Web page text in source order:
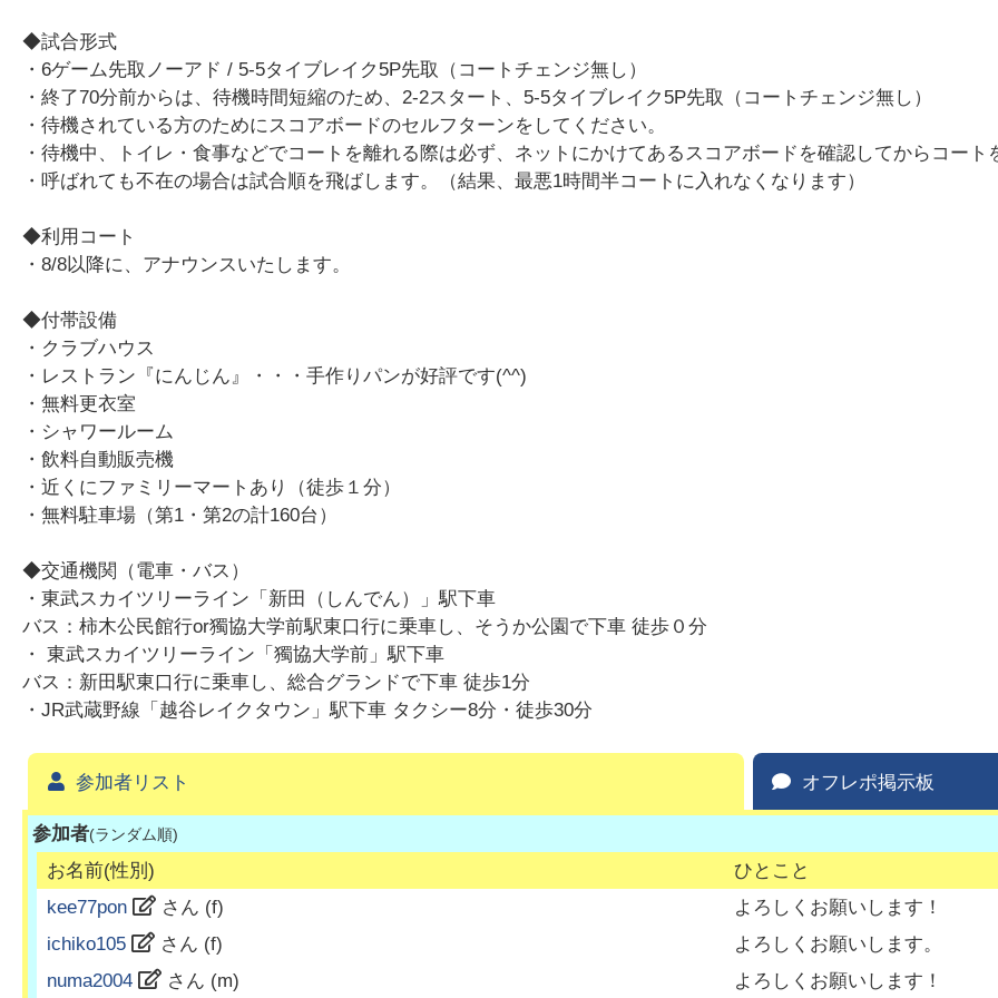
◆試合形式
・6ゲーム先取ノーアド / 5-5タイブレイク5P先取（コートチェンジ無し）
・終了70分前からは、待機時間短縮のため、2-2スタート、5-5タイブレイク5P先取（コートチェンジ無し）
・待機されている方のためにスコアボードのセルフターンをしてください。
・待機中、トイレ・食事などでコートを離れる際は必ず、ネットにかけてあるスコアボードを確認してからコート
・呼ばれても不在の場合は試合順を飛ばします。（結果、最悪1時間半コートに入れなくなります）
◆利用コート
・8/8以降に、アナウンスいたします。
◆付帯設備
・クラブハウス
・レストラン『にんじん』・・・手作りパンが好評です(^^)
・無料更衣室
・シャワールーム
・飲料自動販売機
・近くにファミリーマートあり（徒歩１分）
・無料駐車場（第1・第2の計160台）
◆交通機関（電車・バス）
・東武スカイツリーライン「新田（しんでん）」駅下車
バス：柿木公民館行or獨協大学前駅東口行に乗車し、そうか公園で下車 徒歩０分
・ 東武スカイツリーライン「獨協大学前」駅下車
バス：新田駅東口行に乗車し、総合グランドで下車 徒歩1分
・JR武蔵野線「越谷レイクタウン」駅下車 タクシー8分・徒歩30分
参加者リスト オフレポ掲示板
参加者(ランダム順)
お名前(性別)
ひとこと
kee77pon
さん (f)
よろしくお願いします！
ichiko105
さん (f)
よろしくお願いします。
numa2004
さん (m) よろしくお願いします！